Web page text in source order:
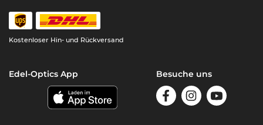
Kostenloser Hin- und Rückversand
Edel-Optics App Besuche uns